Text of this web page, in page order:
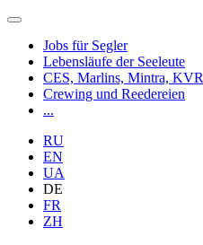
Jobs für Segler
Lebensläufe der Seeleute
CES, Marlins, Mintra, KVR
Crewing und Reedereien
...
RU
EN
UA
DE
FR
ZH